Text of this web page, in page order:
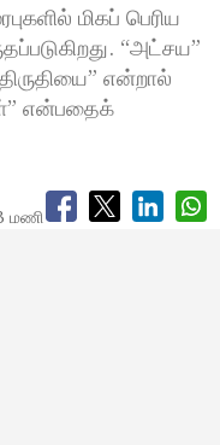
மிகப் பெரிய
“அட்சய”
என்றால்
என்பதைக்
மணி